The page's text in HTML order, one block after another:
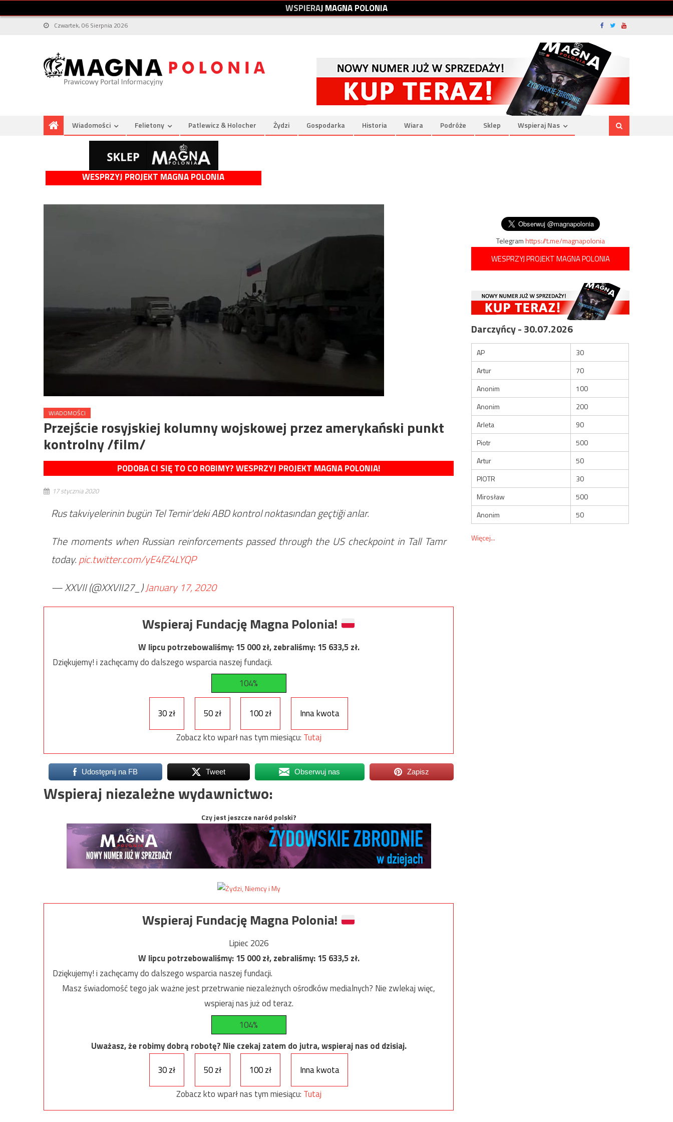
WSPIERAJMAGNAPOLONIA
Czwartek, 06 Sierpnia 2026
Wiadomości Felietony Patlewicz & Holocher Żydzi Gospodarka Historia Wiara Podróże Sklep Wspieraj Nas
WESPRZYJ PROJEKT MAGNA POLONIA
WIADOMOŚCI
Przejście rosyjskiej kolumny wojskowej przez amerykański punkt
kontrolny /film/
PODOBA CI SIĘ TO CO ROBIMY? WESPRZYJ PROJEKT MAGNA POLONIA!
17 stycznia 2020
Rus takviyelerinin bugün Tel Temir'deki ABD kontrol noktasından geçtiği anlar.
The moments when Russian reinforcements passed through the US checkpoint in Tall Tamr
today.pic.twitter.com/yE4fZ4LYQP
— XXVII (@XXVII27_)January 17, 2020
Wspieraj Fundację Magna Polonia!
W lipcu potrzebowaliśmy:15 000zł, zebraliśmy:15 633,5zł.
Dziękujemy! i zachęcamy do dalszego wsparcia naszej fundacji.
104%
30 zł 50 zł 100 zł
Inna kwota
Zobacz kto wparł nas tym miesiącu: Tutaj
Udostępnij na FB Tweet Obserwuj nas Zapisz
Wspieraj niezależne wydawnictwo:
Czy jest jeszcze naród polski?
Wspieraj Fundację Magna Polonia!
Lipiec 2026
W lipcu potrzebowaliśmy:15 000zł, zebraliśmy:15 633,5zł.
Dziękujemy! i zachęcamy do dalszego wsparcia naszej fundacji.
Masz świadomość tego jak ważne jest przetrwanie niezależnych ośrodków medialnych? Nie zwlekaj więc,
wspieraj nas już od teraz.
104%
Uważasz, że robimy dobrą robotę? Nie czekaj zatem do jutra, wspieraj nas od dzisiaj.
30 zł
50 zł 100 zł
Inna kwota
Zobacz kto wparł nas tym miesiącu: Tutaj
Telegramhttps://t.me/magnapolonia
WESPRZYJ PROJEKT MAGNA POLONIA
Darczyńcy - 30.07.2026
AP
30
Artur
70
Anonim
100
Anonim
200
Arleta
90
Piotr
500
Artur
50
PIOTR
30
Mirosław
500
Anonim
50
Więcej...